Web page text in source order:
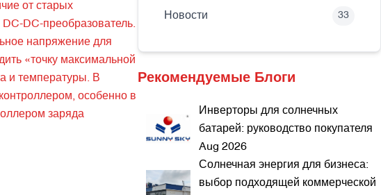
от старых
DC-преобразователь.
напряжение для
«точку максимальной
и температуры. В
особенно в
заряда
Новости 33
Рекомендуемые Блоги
Инверторы для солнечных
батарей: руководство покупателя
Aug 2026
Солнечная энергия для бизнеса:
выбор подходящей коммерческой